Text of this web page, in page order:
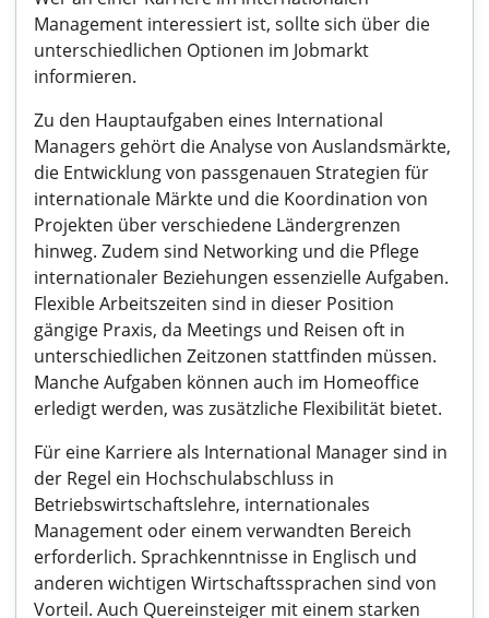
Management interessiert ist, sollte sich über die
unterschiedlichen Optionen im Jobmarkt
informieren.
Zu den Hauptaufgaben eines International
Managers gehört die Analyse von Auslandsmärkte,
die Entwicklung von passgenauen Strategien für
internationale Märkte und die Koordination von
Projekten über verschiedene Ländergrenzen
hinweg. Zudem sind Networking und die Pflege
internationaler Beziehungen essenzielle Aufgaben.
Flexible Arbeitszeiten sind in dieser Position
gängige Praxis, da Meetings und Reisen oft in
unterschiedlichen Zeitzonen stattfinden müssen.
Manche Aufgaben können auch im Homeoffice
erledigt werden, was zusätzliche Flexibilität bietet.
Für eine Karriere als International Manager sind in
der Regel ein Hochschulabschluss in
Betriebswirtschaftslehre, internationales
Management oder einem verwandten Bereich
erforderlich. Sprachkenntnisse in Englisch und
anderen wichtigen Wirtschaftssprachen sind von
Vorteil. Auch Quereinsteiger mit einem starken